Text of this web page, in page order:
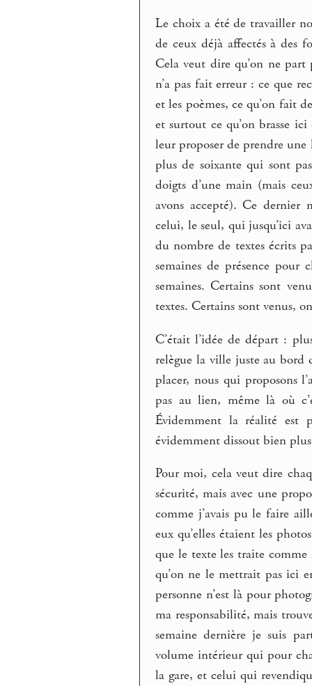
Le choix a été de travailler
de ceux déjà affectés à des
Cela veut dire qu’on ne part
n’a pas fait erreur : ce que
et les poèmes, ce qu’on fait
et surtout ce qu’on brasse
leur proposer de prendre une
plus de soixante qui sont
doigts d’une main (mais
avons accepté). Ce
celui, le seul, qui jusqu’ici
du nombre de textes écrits
semaines de présence
semaines. Certains sont
textes. Certains sont venus,
C’était l’idée de départ :
relègue la ville juste au bord
placer, nous qui proposons
pas au lien, même là où
Évidemment la réalité est
évidemment dissout bien
Pour moi, cela veut dire
sécurité, mais avec une
comme j’avais pu le faire
eux qu’elles étaient les
que le texte les traite comme
qu’on ne le mettrait pas ici
personne n’est là pour
ma responsabilité, mais
semaine dernière je suis
volume intérieur qui pour
la gare, et celui qui